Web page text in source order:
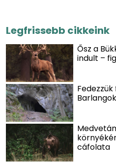
Legfrissebb cikkeink
Ősz a
indult –
cáfolata